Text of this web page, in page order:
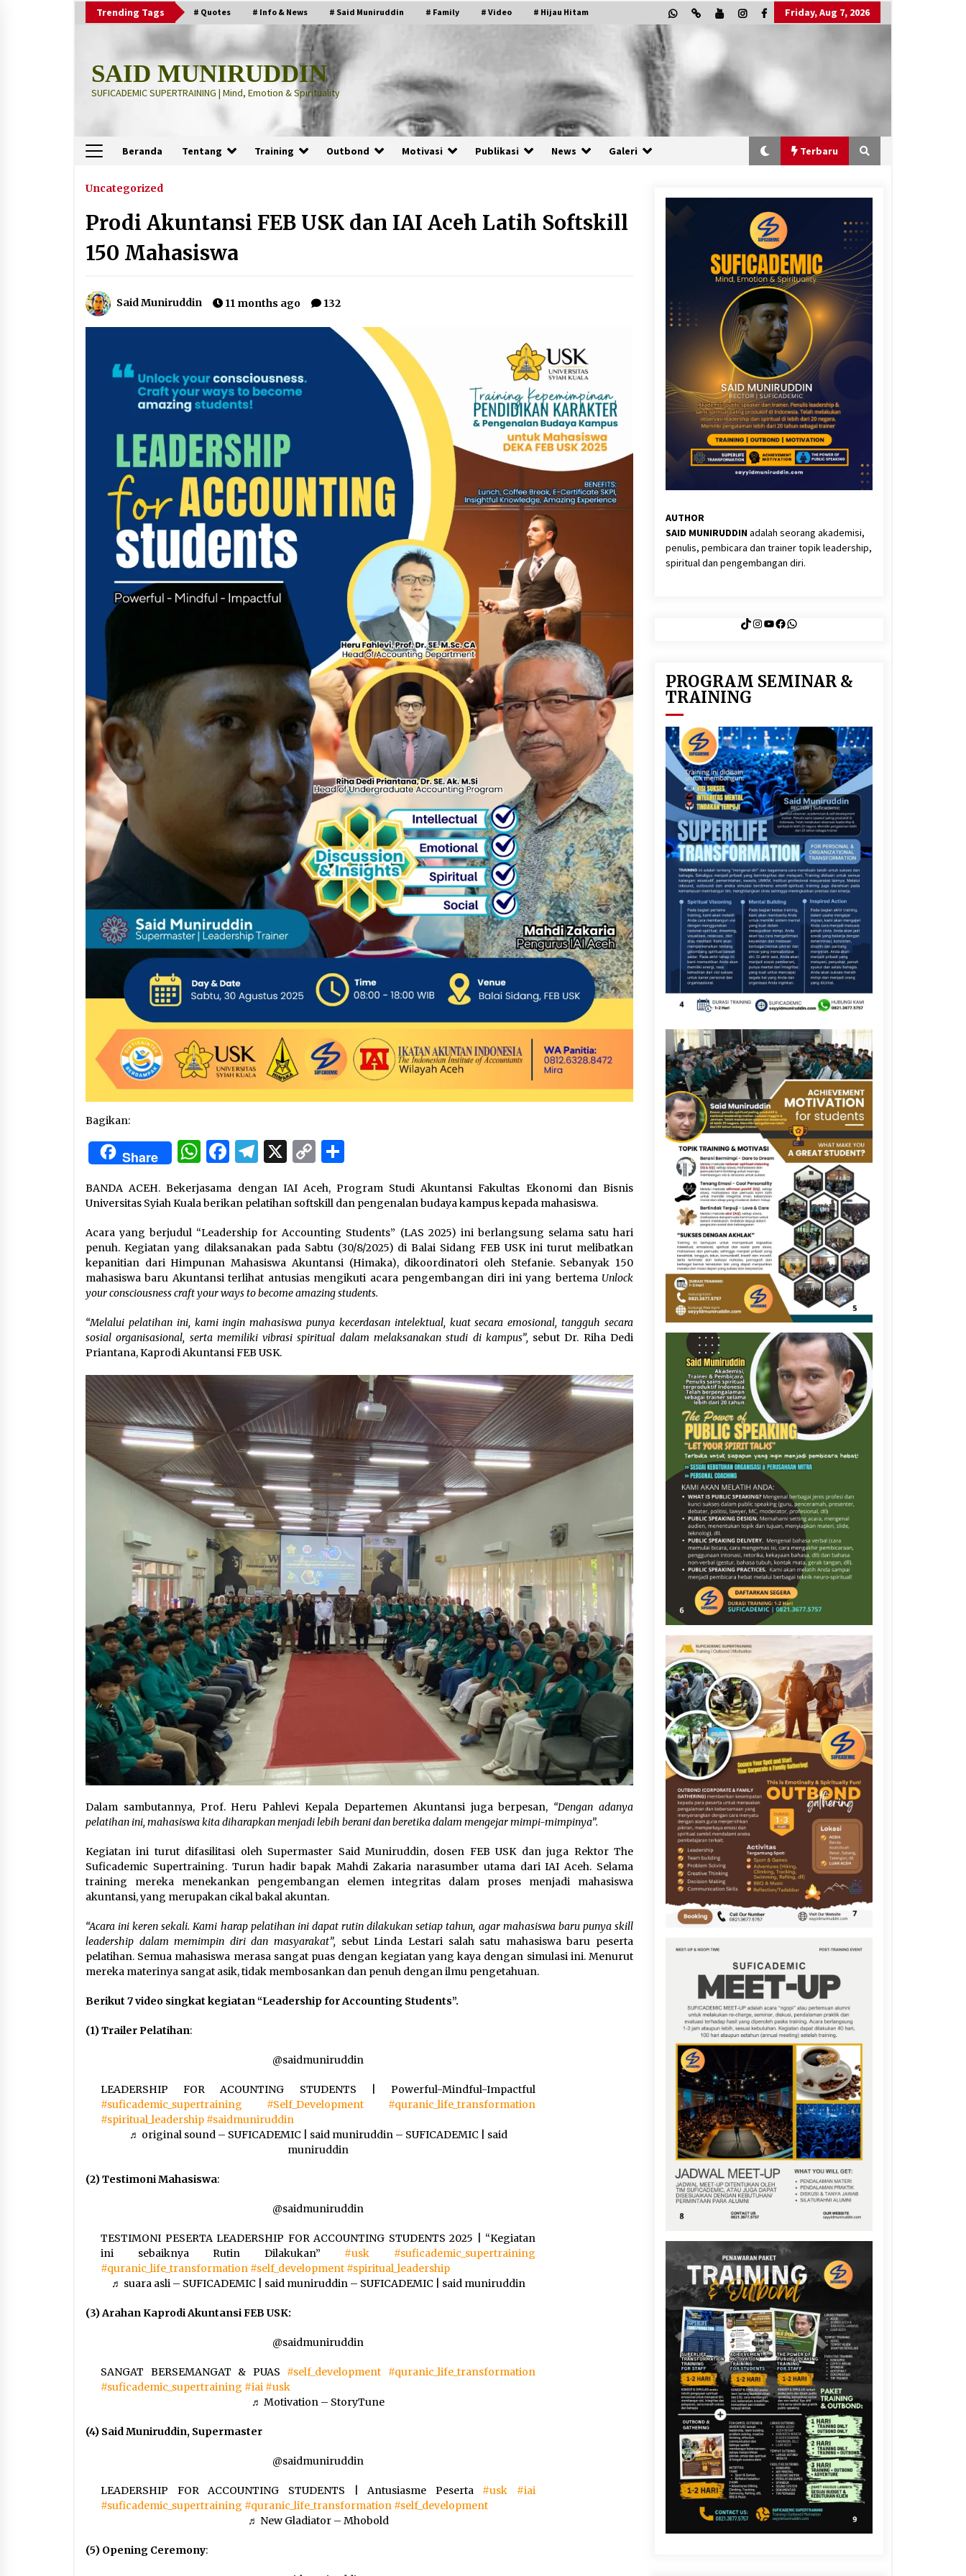
Trending Tags # Quotes # Info & News # Said Muniruddin # Family # Video # Hijau Hitam Friday, Aug 7, 2026
SAID MUNIRUDDIN
SUFICADEMIC SUPERTRAINING | Mind, Emotion & Spirituality
Beranda Tentang Training Outbond Motivasi Publikasi News Galeri Terbaru
Terbaru
“Thuma’ninah”: Cara Agama
Meregulasi Jiwa yang Gelisah
2 months ago
PRABOWO!
“One Piece”, Cara Barat Mengejar
2 months ago
“Pohon Kehidupan”: Mati Dulu, Baru
Hidup
3 months ago
“Allahukrasi”: The Power of
Management!
3 months ago
Menjadi Manusia Visioner dan
Beretika
3 months ago
3 months ago
Said Muniruddin Latih Mental dan
Spiritual 80 Siswa YPHC
3 months ago
Motivasi untuk 179 Guru Diniyah
Disdikbud Kota Banda Aceh
4 months ago
SELVi: Sebuah Model Motivasi
dalam Kepemimpinan Bisnis
4 months ago
Eksistensi Iran dalam Tiga Ayat:
Memahami Aliansi Yahudi dan
Kristen dalam Dinamika Nubuwwat
4 months ago
Uncategorized
Prodi Akuntansi FEB USK dan IAI Aceh Latih Softskill
150 Mahasiswa
Said Muniruddin 11 months ago 132
Bagikan:
Share WhatsApp
Facebook
Telegram
X Copy
BANDA ACEH. Bekerjasama dengan IAI Aceh, Program Studi Akuntansi Fakultas Ekonomi dan Bisnis
Universitas Syiah Kuala berikan pelatihan softskill dan pengenalan budaya kampus kepada mahasiswa.
Acara yang berjudul “Leadership for Accounting Students” (LAS 2025) ini berlangsung selama satu hari
penuh. Kegiatan yang dilaksanakan pada Sabtu (30/8/2025) di Balai Sidang FEB USK ini turut melibatkan
kepanitian dari Himpunan Mahasiswa Akuntansi (Himaka), dikoordinatori oleh Stefanie. Sebanyak 150
mahasiswa baru Akuntansi terlihat antusias mengikuti acara pengembangan diri ini yang bertema Unlock
your consciousness craft your ways to become amazing students.
“Melalui pelatihan ini, kami ingin mahasiswa punya kecerdasan intelektual, kuat secara emosional, tangguh secara
sosial organisasional, serta memiliki vibrasi spiritual dalam melaksanakan studi di kampus”, sebut Dr. Riha Dedi
Priantana, Kaprodi Akuntansi FEB USK.
Dalam sambutannya, Prof. Heru Pahlevi Kepala Departemen Akuntansi juga berpesan, “Dengan adanya
pelatihan ini, mahasiswa kita diharapkan menjadi lebih berani dan beretika dalam mengejar mimpi-mimpinya”.
Kegiatan ini turut difasilitasi oleh Supermaster Said Muniruddin, dosen FEB USK dan juga Rektor The
Suficademic Supertraining. Turun hadir bapak Mahdi Zakaria narasumber utama dari IAI Aceh. Selama
training mereka menekankan pengembangan elemen integritas dalam proses menjadi mahasiswa
akuntansi, yang merupakan cikal bakal akuntan.
“Acara ini keren sekali. Kami harap pelatihan ini dapat rutin dilakukan setiap tahun, agar mahasiswa baru punya skill
leadership dalam memimpin diri dan masyarakat”, sebut Linda Lestari salah satu mahasiswa baru peserta
pelatihan. Semua mahasiswa merasa sangat puas dengan kegiatan yang kaya dengan simulasi ini. Menurut
mereka materinya sangat asik, tidak membosankan dan penuh dengan ilmu pengetahuan.
Berikut 7 video singkat kegiatan “Leadership for Accounting Students”.
(1) Trailer Pelatihan:
@saidmuniruddin
LEADERSHIP FOR ACOUNTING STUDENTS | Powerful-Mindful-Impactful
#suficademic_supertraining
#Self_Development
#quranic_life_transformation
#spiritual_leadership #saidmuniruddin
♬ original sound – SUFICADEMIC | said muniruddin – SUFICADEMIC | said
muniruddin
(2) Testimoni Mahasiswa:
@saidmuniruddin
TESTIMONI PESERTA LEADERSHIP FOR ACCOUNTING STUDENTS 2025 | “Kegiatan
ini sebaiknya Rutin Dilakukan” #usk
#suficademic_supertraining
#quranic_life_transformation #self_development #spiritual_leadership
♬ suara asli – SUFICADEMIC | said muniruddin – SUFICADEMIC | said muniruddin
(3) Arahan Kaprodi Akuntansi FEB USK:
@saidmuniruddin
SANGAT BERSEMANGAT & PUAS #self_development
#quranic_life_transformation
#suficademic_supertraining #iai #usk
♬ Motivation – StoryTune
(4) Said Muniruddin, Supermaster
@saidmuniruddin
LEADERSHIP FOR ACCOUNTING STUDENTS | Antusiasme Peserta #usk
#iai
#suficademic_supertraining #quranic_life_transformation #self_development
♬ New Gladiator – Mhobold
(5) Opening Ceremony:
AUTHOR
SAID MUNIRUDDINadalah seorang akademisi,
penulis, pembicara dan trainer topik leadership,
spiritual dan pengembangan diri.
TikTok
Instagram
YouTube
Facebook
WhatsApp
PROGRAM SEMINAR &
TRAINING